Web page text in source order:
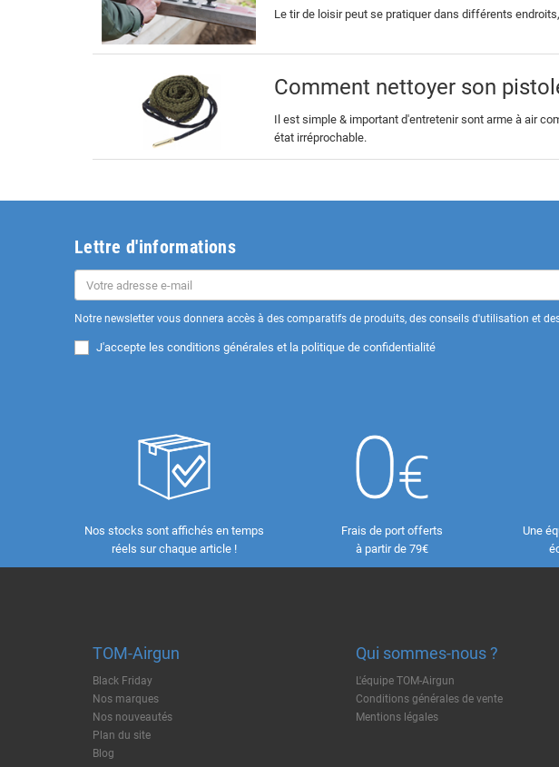
Le tir de loisir peut se pratiquer dans différents
Comment nettoyer son
Il est simple & important d'entretenir sont arme à air
état irréprochable.
Lettre d'informations
Notre newsletter vous donnera accès à des comparatifs de produits, des conseils d'utilisation et
J'accepte les conditions générales et la politique de confidentialité
Nos stocks sont affichés en temps
réels sur chaque article !
Frais de port offerts
à partir de 79€
Une
TOM-Airgun
Black Friday
Nos marques
Nos nouveautés
Plan du site
Blog
Qui sommes-nous ?
L'équipe TOM-Airgun
Conditions générales de vente
Mentions légales